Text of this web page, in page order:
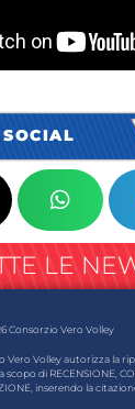
LE
Consorzio Vero Volley
Vero Volley autorizza la
di RECENSIONE,
inserendo la